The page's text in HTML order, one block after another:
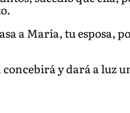
a María, tu esposa,
y dará a luz